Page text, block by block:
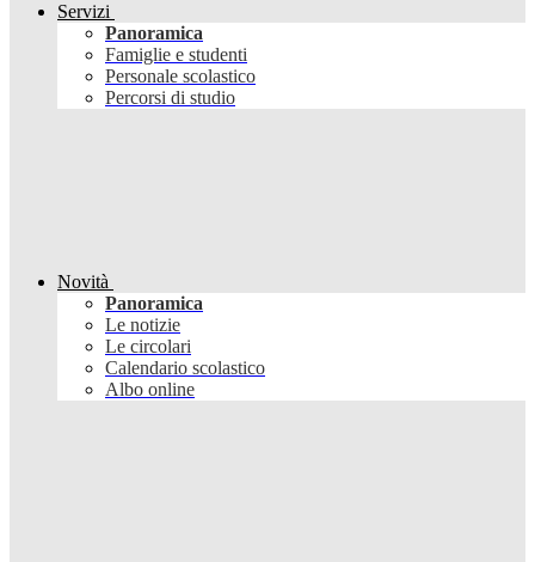
Servizi
Panoramica
Famiglie e studenti
Personale scolastico
Percorsi di studio
Novità
Panoramica
Le notizie
Le circolari
Calendario scolastico
Albo online